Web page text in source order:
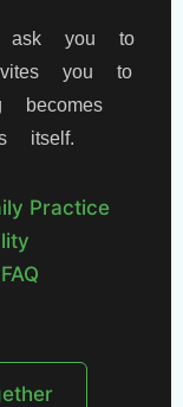
ask you to
you to
becomes
itself.
Practice